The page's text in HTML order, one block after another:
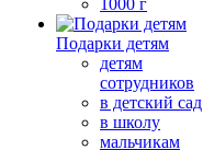
Подарки детям
детям
сотрудников
в детский сад
в школу
мальчикам